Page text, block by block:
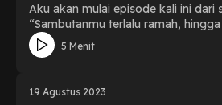
Aku akan mulai episode kali ini dari
“Sambutanmu terlalu ramah,
menjadikanmu rumah.” Duh, emang
sebuah kesalahan, ya? Hmm, mari
5 Menit
19 Agustus 2023